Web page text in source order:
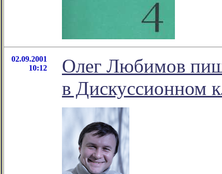
02.09.2001
10:12
Олег Любимов
в Дискуссионном